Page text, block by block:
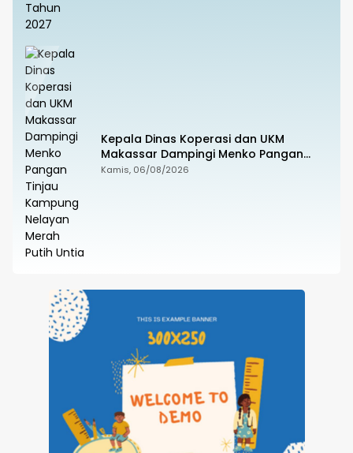
Kepala Dinas Koperasi dan UKM
Makassar Dampingi Menko Pangan
Tinjau Kampung Nelayan Merah Putih
Kamis, 06/08/2026